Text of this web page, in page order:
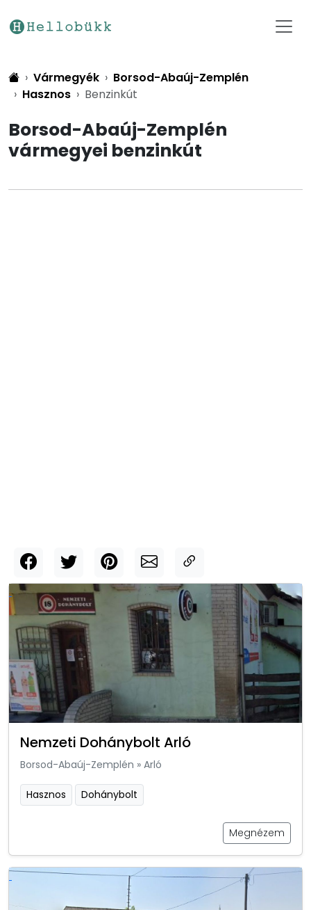
Vármegyék
Borsod-Abaúj-Zemplén
Hasznos
Benzinkút
Borsod-Abaúj-Zemplén
vármegyei benzinkút
Nemzeti Dohánybolt Arló
Borsod-Abaúj-Zemplén » Arló
Hasznos Dohánybolt
Megnézem